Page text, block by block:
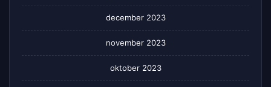
december 2023
november 2023
oktober 2023